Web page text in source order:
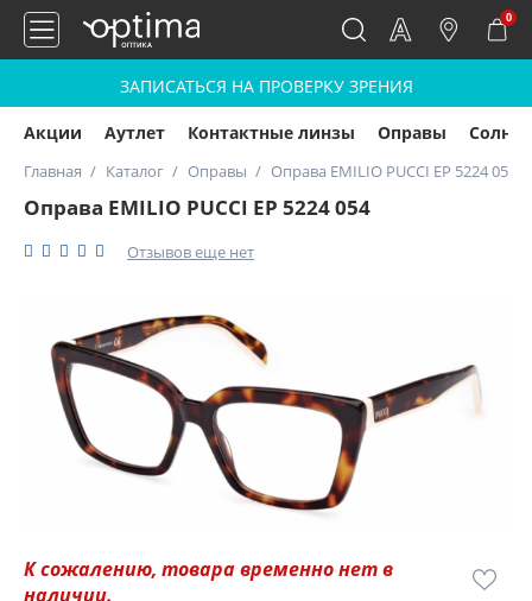
0
ЗАПИСАТЬСЯ НА ПРОВЕРКУ ЗРЕНИЯ
Акции Аутлет Контактные линзы Оправы
Главная Каталог Оправы Оправа EMILIO PUCCI EP 5224 054
Оправа EMILIO PUCCI EP 5224 054
Отзывов еще нет
К сожалению, товара временно нет в
наличии.